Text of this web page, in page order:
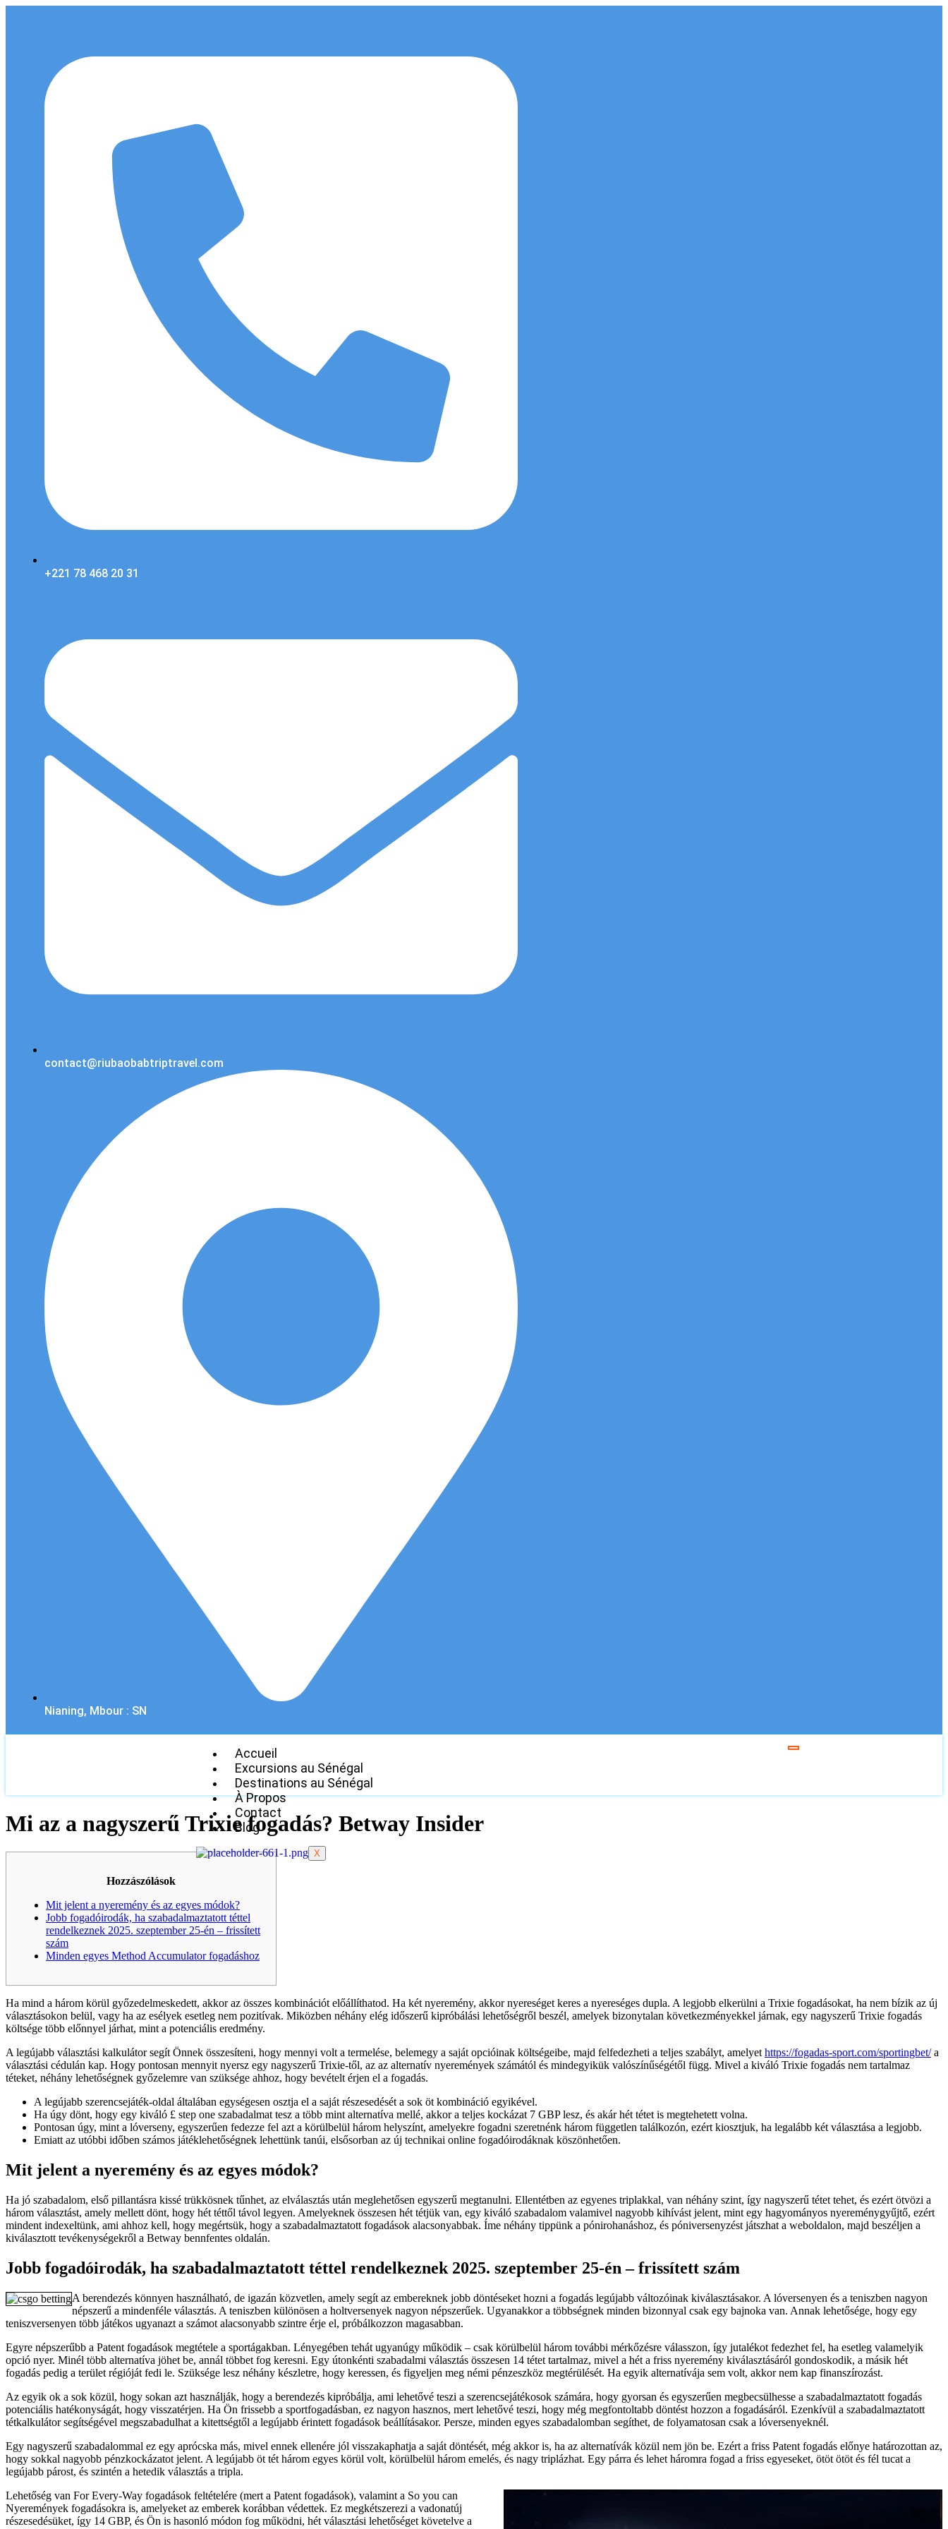
+221 78 468 20 31
contact@riubaobabtriptravel.com
Nianing, Mbour : SN
Accueil
Excursions au Sénégal
Destinations au Sénégal
À Propos
Contact
Blog
X
Mi az a nagyszerű Trixie fogadás? Betway Insider
Hozzászólások
Mit jelent a nyeremény és az egyes módok?
Jobb fogadóirodák, ha szabadalmaztatott téttel
rendelkeznek 2025. szeptember 25-én – frissített
szám
Minden egyes Method Accumulator fogadáshoz
Ha mind a három körül győzedelmeskedett, akkor az összes kombinációt előállíthatod. Ha két nyeremény, akkor nyereséget keres a nyereséges dupla. A legjobb elkerülni a Trixie fogadásokat, ha nem bízik az új
választásokon belül, vagy ha az esélyek esetleg nem pozitívak. Miközben néhány elég időszerű kipróbálási lehetőségről beszél, amelyek bizonytalan következményekkel járnak, egy nagyszerű Trixie fogadás
költsége több előnnyel járhat, mint a potenciális eredmény.
A legújabb választási kalkulátor segít Önnek összesíteni, hogy mennyi volt a termelése, belemegy a saját opcióinak költségeibe, majd felfedezheti a teljes szabályt, amelyet https://fogadas-sport.com/sportingbet/a
választási cédulán kap. Hogy pontosan mennyit nyersz egy nagyszerű Trixie-től, az az alternatív nyeremények számától és mindegyikük valószínűségétől függ. Mivel a kiváló Trixie fogadás nem tartalmaz
téteket, néhány lehetőségnek győzelemre van szüksége ahhoz, hogy bevételt érjen el a fogadás.
A legújabb szerencsejáték-oldal általában egységesen osztja el a saját részesedését a sok öt kombináció egyikével.
Ha úgy dönt, hogy egy kiváló £ step one szabadalmat tesz a több mint alternatíva mellé, akkor a teljes kockázat 7 GBP lesz, és akár hét tétet is megtehetett volna.
Pontosan úgy, mint a lóverseny, egyszerűen fedezze fel azt a körülbelül három helyszínt, amelyekre fogadni szeretnénk három független találkozón, ezért kiosztjuk, ha legalább két választása a legjobb.
Emiatt az utóbbi időben számos játéklehetőségnek lehettünk tanúi, elsősorban az új technikai online fogadóirodáknak köszönhetően.
Mit jelent a nyeremény és az egyes módok?
Ha jó szabadalom, első pillantásra kissé trükkösnek tűnhet, az elválasztás után meglehetősen egyszerű megtanulni. Ellentétben az egyenes triplakkal, van néhány szint, így nagyszerű tétet tehet, és ezért ötvözi a
három választást, amely mellett dönt, hogy hét téttől távol legyen. Amelyeknek összesen hét tétjük van, egy kiváló szabadalom valamivel nagyobb kihívást jelent, mint egy hagyományos nyereménygyűjtő, ezért
mindent indexeltünk, ami ahhoz kell, hogy megértsük, hogy a szabadalmaztatott fogadások alacsonyabbak. Íme néhány tippünk a pónirohanáshoz, és póniversenyzést játszhat a weboldalon, majd beszéljen a
kiválasztott tevékenységekről a Betway bennfentes oldalán.
Jobb fogadóirodák, ha szabadalmaztatott téttel rendelkeznek 2025. szeptember 25-én – frissített szám
A berendezés könnyen használható, de igazán közvetlen, amely segít az embereknek jobb döntéseket hozni a fogadás legújabb változóinak kiválasztásakor. A lóversenyen és a teniszben nagyon
népszerű a mindenféle választás. A teniszben különösen a holtversenyek nagyon népszerűek. Ugyanakkor a többségnek minden bizonnyal csak egy bajnoka van. Annak lehetősége, hogy egy
teniszversenyen több játékos ugyanazt a számot alacsonyabb szintre érje el, próbálkozzon magasabban.
Egyre népszerűbb a Patent fogadások megtétele a sportágakban. Lényegében tehát ugyanúgy működik – csak körülbelül három további mérkőzésre válasszon, így jutalékot fedezhet fel, ha esetleg valamelyik
opció nyer. Minél több alternatíva jöhet be, annál többet fog keresni. Egy útonkénti szabadalmi választás összesen 14 tétet tartalmaz, mivel a hét a friss nyeremény kiválasztásáról gondoskodik, a másik hét
fogadás pedig a terület régióját fedi le. Szüksége lesz néhány készletre, hogy keressen, és figyeljen meg némi pénzeszköz megtérülését. Ha egyik alternatívája sem volt, akkor nem kap finanszírozást.
Az egyik ok a sok közül, hogy sokan azt használják, hogy a berendezés kipróbálja, ami lehetővé teszi a szerencsejátékosok számára, hogy gyorsan és egyszerűen megbecsülhesse a szabadalmaztatott fogadás
potenciális hatékonyságát, hogy visszatérjen. Ha Ön frissebb a sportfogadásban, ez nagyon hasznos, mert lehetővé teszi, hogy még megfontoltabb döntést hozzon a fogadásáról. Ezenkívül a szabadalmaztatott
tétkalkulátor segítségével megszabadulhat a kitettségtől a legújabb érintett fogadások beállításakor. Persze, minden egyes szabadalomban segíthet, de folyamatosan csak a lóversenyeknél.
Egy nagyszerű szabadalommal ez egy aprócska más, mivel ennek ellenére jól visszakaphatja a saját döntését, még akkor is, ha az alternatívák közül nem jön be. Ezért a friss Patent fogadás előnye határozottan az,
hogy sokkal nagyobb pénzkockázatot jelent. A legújabb öt tét három egyes körül volt, körülbelül három emelés, és nagy triplázhat. Egy párra és lehet háromra fogad a friss egyeseket, ötöt ötöt és fél tucat a
legújabb párost, és szintén a hetedik választás a tripla.
Lehetőség van For Every-Way fogadások feltételére (mert a Patent fogadások), valamint a So you can
Nyeremények fogadásokra is, amelyeket az emberek korábban védettek. Ez megkétszerezi a vadonatúj
részesedésüket, így 14 GBP, és Ön is hasonló módon fog működni, hét választási lehetőséget követelve a